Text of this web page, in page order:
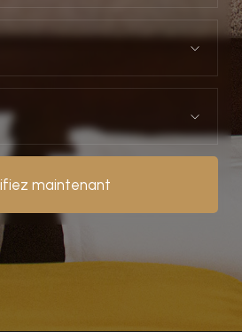
maintenant